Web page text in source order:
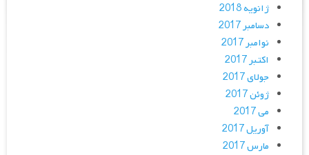
ژانویه 2018
دسامبر 2017
نوامبر 2017
اکتبر 2017
جولای 2017
ژوئن 2017
می 2017
آوریل 2017
مارس 2017